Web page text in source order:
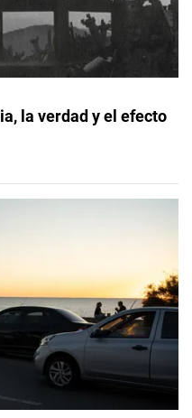
la verdad y el efecto